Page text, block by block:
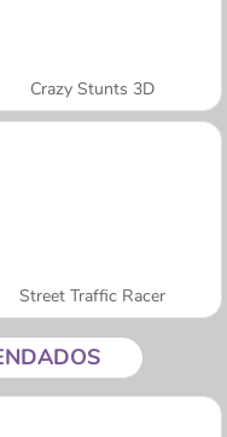
Crazy Stunts 3D
Street Traffic Racer